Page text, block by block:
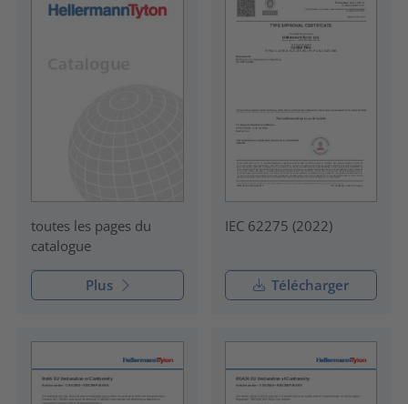
toutes les pages du
catalogue
Plus
IEC 62275 (2022)
Télécharger